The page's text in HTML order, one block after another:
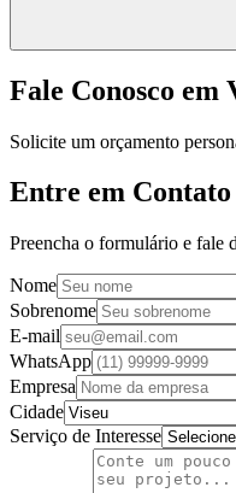
Fale Conosco em
Solicite um orçamento
Entre em Contato
Preencha o formulário e fale
Nome
Sobrenome
E-mail
WhatsApp
Empresa
Cidade
Serviço de Interesse